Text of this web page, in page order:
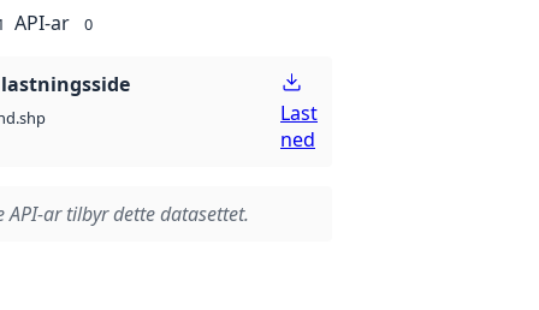
API-ar 0
Last
ned
API-ar tilbyr dette datasettet.